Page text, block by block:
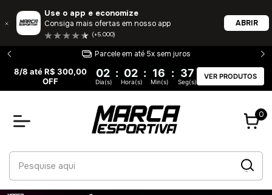
Use o app e economize
Consiga mais ofertas em nosso app
(+5.000)
ABRIR
Entrega 100% garantida
8/8 até R$ 300,00
OFF
02 : 02 : 16 : 36
Dia(s) Hora(s) Min(s) Seg(s)
VER PRODUTOS
0